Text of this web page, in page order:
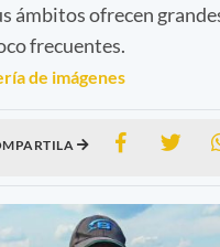
ámbitos ofrecen
frecuentes.
de imágenes